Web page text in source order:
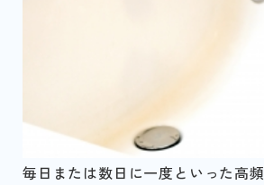
毎日または数日に一度といった高